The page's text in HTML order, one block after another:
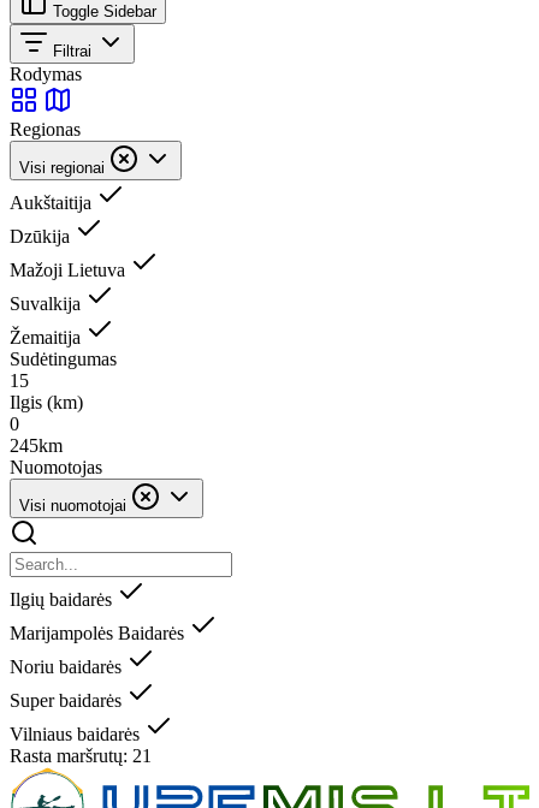
Toggle Sidebar
Filtrai
Rodymas
Regionas
Visi regionai
Aukštaitija
Dzūkija
Mažoji Lietuva
Suvalkija
Žemaitija
Sudėtingumas
1 5
Ilgis (km)
0
245km
Nuomotojas
Visi nuomotojai
Ilgių baidarės
Marijampolės Baidarės
Noriu baidarės
Super baidarės
Vilniaus baidarės
Rasta maršrutų: 21